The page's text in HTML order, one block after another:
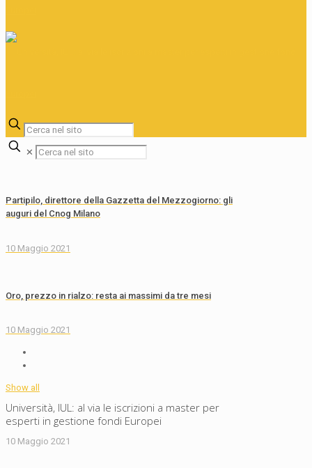
✕
Partipilo, direttore della Gazzetta del Mezzogiorno: gli
auguri del Cnog Milano
10 Maggio 2021
Oro, prezzo in rialzo: resta ai massimi da tre mesi
10 Maggio 2021
Show all
Università, IUL: al via le iscrizioni a master per
esperti in gestione fondi Europei
10 Maggio 2021